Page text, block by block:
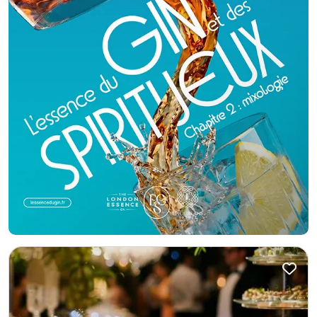
produits de caractère et une ambiance qui rassemble.